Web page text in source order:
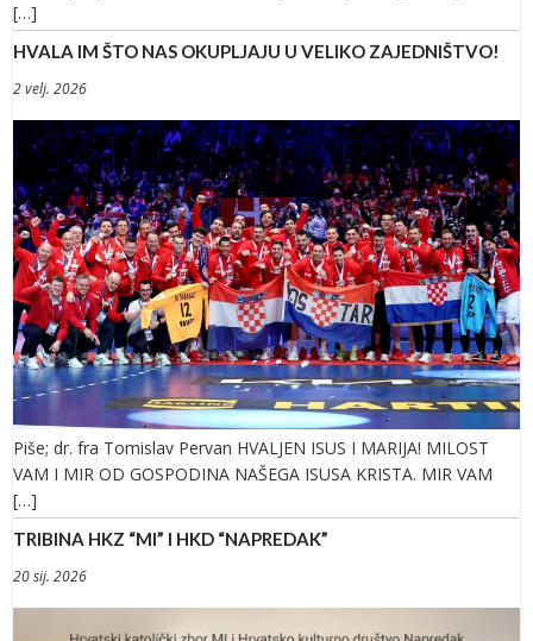
[…]
HVALA IM ŠTO NAS OKUPLJAJU U VELIKO ZAJEDNIŠTVO!
2 velj. 2026
Piše; dr. fra Tomislav Pervan HVALJEN ISUS I MARIJA! MILOST
VAM I MIR OD GOSPODINA NAŠEGA ISUSA KRISTA. MIR VAM
[…]
TRIBINA HKZ “MI” I HKD “NAPREDAK”
20 sij. 2026